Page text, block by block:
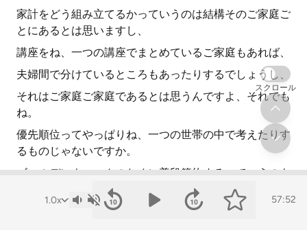
家計をどう組み立てるかっていうのは結構そのご家庭ご
とにあるとは思いますし、
講座をね、一つの講座でまとめているご家庭もあれば、
夫婦間で分けているところもあったりするでしょうし、
それはご家庭ご家庭であるとは思うんですよ、それでも
ね。
優先順位ってやっぱりね、一つの世帯の中で考えたりす
るものじゃないですか。
ゴールデンウィークのために普段節約するっていうのも
ね、一つの優先の仕方だし、
でも浄水機でいい水、うまい水飲みたいっていう方は
57:52
スクロール